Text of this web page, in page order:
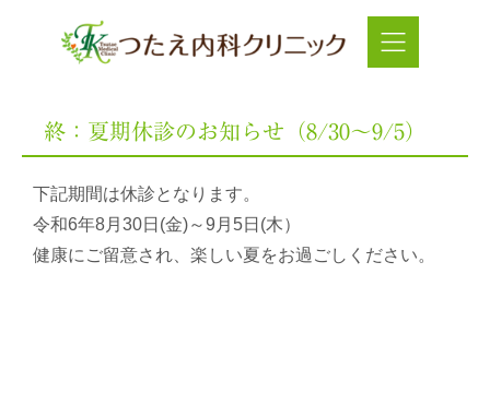
終：夏期休診のお知らせ（8/30～9/5）
下記期間は休診となります。
令和6年8月30日(金)～9月5日(木）
健康にご留意され、楽しい夏をお過ごしください。